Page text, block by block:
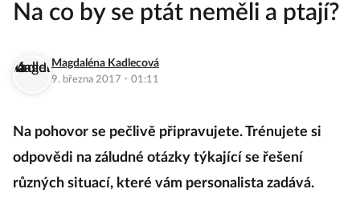
Na co by se ptát neměli a ptají?
Magdaléna Kadlecová
9. března 2017 · 01:11
Na pohovor se pečlivě připravujete. Trénujete si
odpovědi na záludné otázky týkající se řešení
různých situací, které vám personalista zadává.